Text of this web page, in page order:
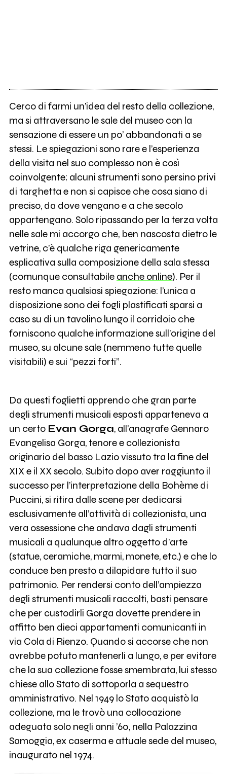
Cerco di farmi un’idea del resto della collezione,
ma si attraversano le sale del museo con la
sensazione di essere un po’ abbandonati a se
stessi. Le spiegazioni sono rare e l’esperienza
della visita nel suo complesso non è così
coinvolgente; alcuni strumenti sono persino privi
di targhetta e non si capisce che cosa siano di
preciso, da dove vengano e a che secolo
appartengano. Solo ripassando per la terza volta
nelle sale mi accorgo che, ben nascosta dietro le
vetrine, c’è qualche riga genericamente
esplicativa sulla composizione della sala stessa
(comunque consultabile anche online). Per il
resto manca qualsiasi spiegazione: l’unica a
disposizione sono dei fogli plastificati sparsi a
caso su di un tavolino lungo il corridoio che
forniscono qualche informazione sull’origine del
museo, su alcune sale (nemmeno tutte quelle
visitabili) e sui “pezzi forti”.
Da questi foglietti apprendo che gran parte
degli strumenti musicali esposti apparteneva a
un certo Evan Gorga, all'anagrafe Gennaro
Evangelisa Gorga, tenore e collezionista
originario del basso Lazio vissuto tra la fine del
XIX e il XX secolo. Subito dopo aver raggiunto il
successo per l’interpretazione della Bohème di
Puccini, si ritira dalle scene per dedicarsi
esclusivamente all’attività di collezionista, una
vera ossessione che andava dagli strumenti
musicali a qualunque altro oggetto d’arte
(statue, ceramiche, marmi, monete, etc.) e che lo
conduce ben presto a dilapidare tutto il suo
patrimonio. Per rendersi conto dell’ampiezza
degli strumenti musicali raccolti, basti pensare
che per custodirli Gorga dovette prendere in
affitto ben dieci appartamenti comunicanti in
via Cola di Rienzo. Quando si accorse che non
avrebbe potuto mantenerli a lungo, e per evitare
che la sua collezione fosse smembrata, lui stesso
chiese allo Stato di sottoporla a sequestro
amministrativo. Nel 1949 lo Stato acquistò la
collezione, ma le trovò una collocazione
adeguata solo negli anni ’60, nella Palazzina
Samoggia, ex caserma e attuale sede del museo,
inaugurato nel 1974.